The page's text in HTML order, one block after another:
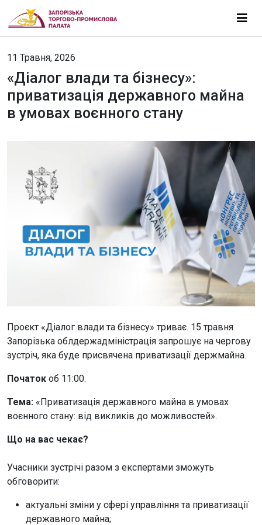
11 Травня, 2026
«Діалог влади та бізнесу»:
приватизація державного майна
в умовах воєнного стану
Проєкт «Діалог влади та бізнесу» триває. 15 травня
Запорізька облдержадміністрація запрошує на чергову
зустріч, яка буде присвячена приватизації держмайна.
Початок об 11:00.
Тема: «Приватизація державного майна в умовах
воєнного стану: від викликів до можливостей».
Що на вас чекає?
Учасники зустрічі разом з експертами зможуть
обговорити:
актуальні зміни у сфері управління та приватизації
державного майна;